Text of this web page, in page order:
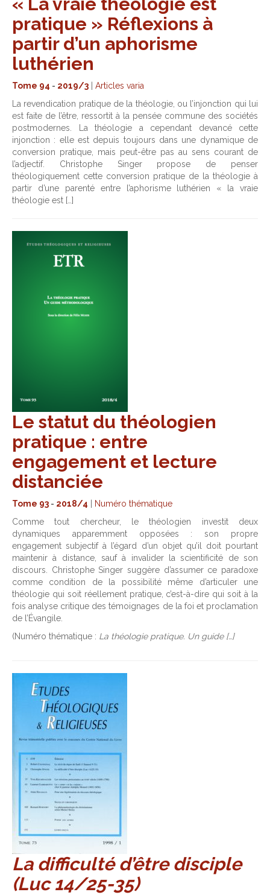
pratique » Réflexions à
partir d’un aphorisme
luthérien
Tome 94 - 2019/3
Articles varia
La revendication pratique de la théologie, ou l’injonction qui lui
est faite de l’être, ressortit à la pensée commune des sociétés
postmodernes. La théologie a cependant devancé cette
injonction : elle est depuis toujours dans une dynamique de
conversion pratique, mais peut-être pas au sens courant de
l’adjectif. Christophe Singer propose de penser
théologiquement cette conversion pratique de la théologie à
partir d’une parenté entre l’aphorisme luthérien « la vraie
théologie est […]
Le statut du théologien
pratique : entre
engagement et lecture
distanciée
Tome 93 - 2018/4
Numéro thématique
Comme tout chercheur, le théologien investit deux
dynamiques apparemment opposées : son propre
engagement subjectif à l’égard d’un objet qu’il doit pourtant
maintenir à distance, sauf à invalider la scientificité de son
discours. Christophe Singer suggère d’assumer ce paradoxe
comme condition de la possibilité même d’articuler une
théologie qui soit réellement pratique, c’est-à-dire qui soit à la
fois analyse critique des témoignages de la foi et proclamation
de l’Évangile.
(Numéro thématique : La théologie pratique. Un guide […]
La difficulté d’être disciple
(Luc 14/25-35)